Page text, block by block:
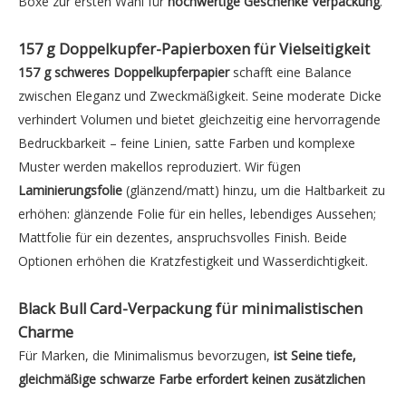
157 g Doppelkupfer-Papierboxenfür Vielseitigkeit
157 g schweres Doppelkupferpapier schafft eine Balance
zwischen Eleganz und Zweckmäßigkeit. Seine moderate Dicke
verhindert Volumen und bietet gleichzeitig eine hervorragende
Bedruckbarkeit – feine Linien, satte Farben und komplexe
Muster werden makellos reproduziert. Wir fügen
Laminierungsfolie (glänzend/matt) hinzu, um die Haltbarkeit zu
erhöhen: glänzende Folie für ein helles, lebendiges Aussehen;
Mattfolie für ein dezentes, anspruchsvolles Finish. Beide
Optionen erhöhen die Kratzfestigkeit und Wasserdichtigkeit.
Black Bull Card-Verpackungfür minimalistischen
Charme
Für Marken, die Minimalismus bevorzugen, ist Seine tiefe,
gleichmäßige schwarze Farbe erfordert keinen zusätzlichen